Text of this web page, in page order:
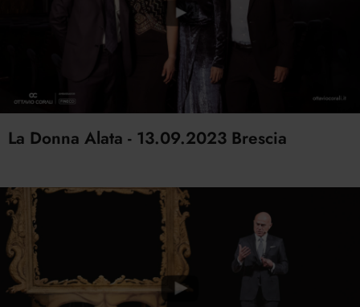
La Donna Alata - 13.09.2023 Brescia